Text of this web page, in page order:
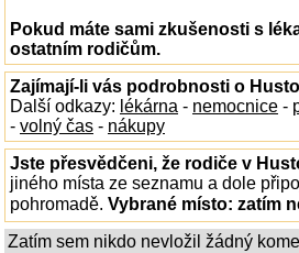
Pokud máte sami zkušenosti s
ostatním rodičům.
Zajímají-li vás podrobnosti o
Další odkazy: lékárna - nemocnice -
- volný čas - nákupy
Jste přesvědčeni, že rodiče v
jiného místa ze seznamu a dole
pohromadě. Vybrané místo: zatím
Zatím sem nikdo nevložil žádný